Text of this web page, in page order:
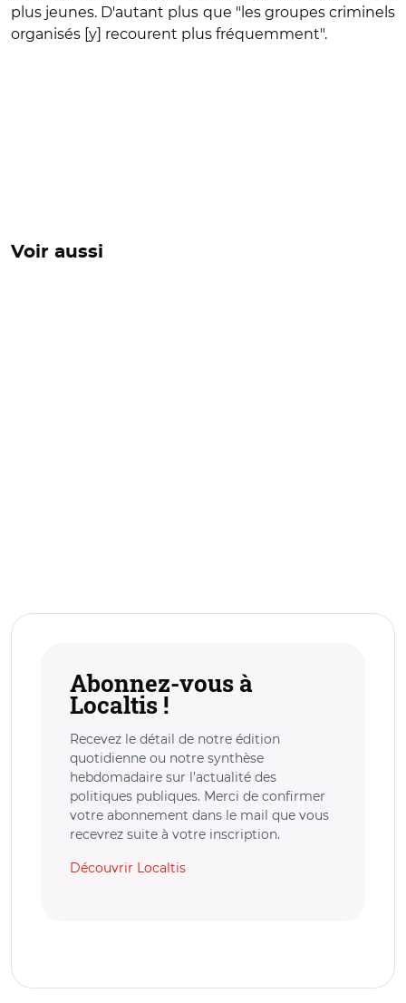
plus jeunes. D'autant plus que "les groupes criminels
organisés [y] recourent plus fréquemment".
Voir aussi
Abonnez-vous à
Localtis !
Recevez le détail de notre édition
quotidienne ou notre synthèse
hebdomadaire sur l’actualité des
politiques publiques. Merci de confirmer
votre abonnement dans le mail que vous
recevrez suite à votre inscription.
Découvrir Localtis